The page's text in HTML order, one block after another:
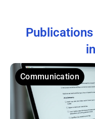
Communication